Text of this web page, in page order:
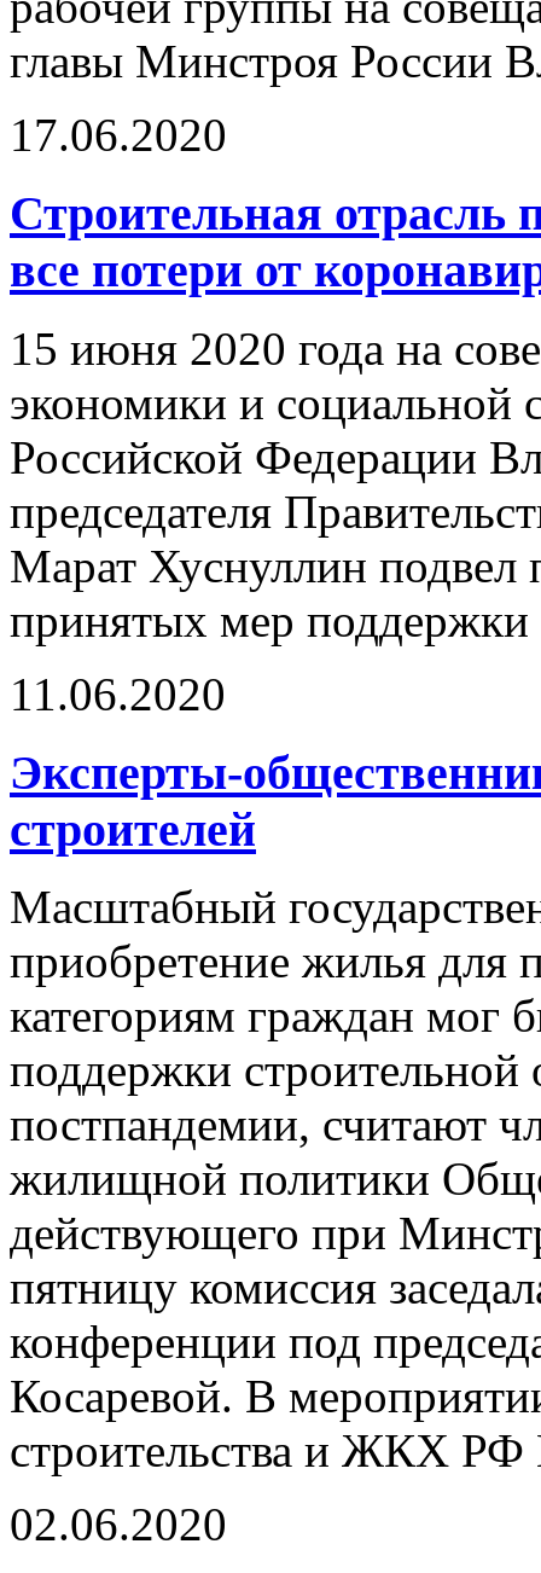
главы Минстроя России
17.06.2020
Строительная отрасль
все потери от
15 июня 2020 года на
экономики и социальной
Российской Федерации
председателя
Марат Хуснуллин подвел
принятых мер поддержки
11.06.2020
Эксперты-
строителей
Масштабный
приобретение жилья для
категориям граждан мог
поддержки строительной
постпандемии, считают
жилищной политики
действующего при
пятницу комиссия
конференции под
Косаревой. В
строительства и ЖКХ
02.06.2020